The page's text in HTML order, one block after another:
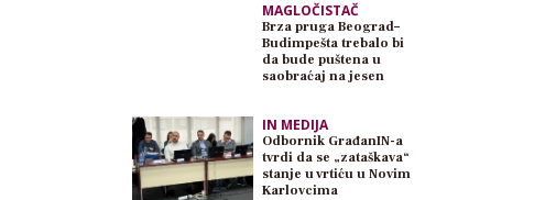
MAGLOČISTAČ
Brza pruga Beograd–
Budimpešta trebalo bi
da bude puštena u
saobraćaj na jesen
IN MEDIJA
Odbornik GrađanIN-a
tvrdi da se „zataškava“
stanje u vrtiću u Novim
Karlovcima